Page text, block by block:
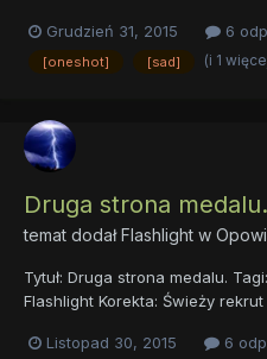
[slice of Life]. Tak naprawdę nie
kiedykolwiek napiszę jakąś
Grudzień 31, 2015 6
[oneshot] [sad] (i 1
Druga strona
temat dodałFlashlight w
Tytuł: Druga strona medalu.
Flashlight Korekta: Świeży
Armora. Druga strona medalu.
Listopad 30, 2015 6